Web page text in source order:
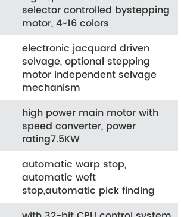
selector controlled bystepping
motor, 4~16 colors
electronic jacquard driven
selvage, optional stepping
motor independent selvage
mechanism
high power main motor with
speed converter, power
rating7.5KW
automatic warp stop,
automatic weft
stop,automatic pick finding